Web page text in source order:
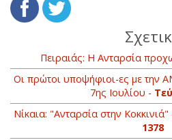
Πειραιάς: Η Ανταρσία
Οι πρώτοι υποψήφιοι-ες με την
7ης Ιουλίου -
Νίκαια: "Ανταρσία στην
1378